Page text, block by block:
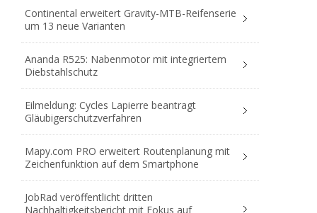
Continental erweitert Gravity-MTB-Reifenserie
um 13 neue Varianten
Ananda R525: Nabenmotor mit integriertem
Diebstahlschutz
Eilmeldung: Cycles Lapierre beantragt
Gläubigerschutzverfahren
Mapy.com PRO erweitert Routenplanung mit
Zeichenfunktion auf dem Smartphone
JobRad veröffentlicht dritten
Nachhaltigkeitsbericht mit Fokus auf